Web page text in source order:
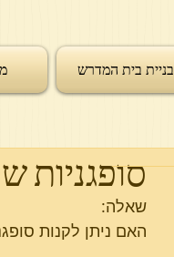
בניית בית המדרש
סופגניות
שאלה:
האם ניתן לקנות